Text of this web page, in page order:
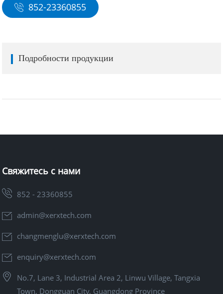
852-23360855
Подробности продукции
Свяжитесь с нами
852 - 23360855
admin@xerxtech.com
changmenglu@xerxtech.com
enquiry@xerxtech.com
No.7, Lane 3, Industrial Area 2, Linwu Village, Tangxia
Town, Dongguan City, Guangdong Province